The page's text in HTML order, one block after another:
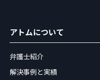
アトムについて
弁護士紹介
解決事例と実績